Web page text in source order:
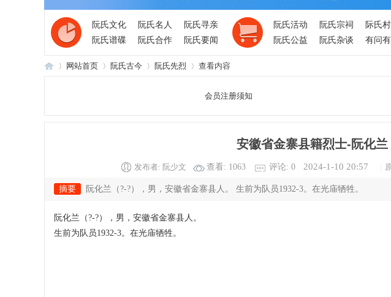
阮氏文化 阮氏名人
阮氏寻亲
阮氏谱碟
阮氏合作 阮氏要闻
阮氏活动 阮氏宗祠
际氏
阮氏公益
阮氏杂谈 有问
网站首页 阮氏古今 阮氏先烈 查看内容
会员注册须知
安徽省金寨县籍烈士-阮化兰
发布者: 阮少文 查看: 1063 评论: 0 2024-1-10 20:57
摘要 阮化兰（?-?），男，安徽省金寨县人。 生前为队员1932-3。在光庙牺牲。
阮化兰（?-?），男，安徽省金寨县人。
生前为队员1932-3。在光庙牺牲。